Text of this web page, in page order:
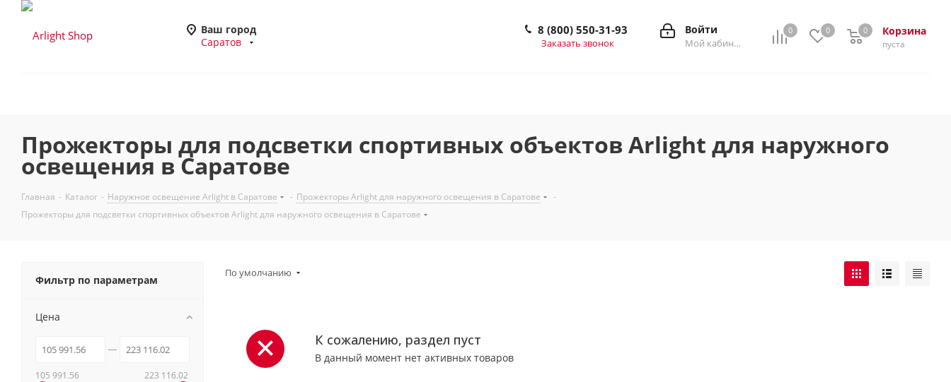
Ваш город
Саратов
0 0 Корзина
0
пуста
0
Войти
Мой кабинет
8 (800) 550-31-93
Заказать звонок
Прожекторы для подсветки спортивных объектов Arlight для наружного
освещения в Саратове
Главная - Каталог - Наружное освещение Arlight в Саратове - Прожекторы Arlight для наружного освещения в Саратове
-
Прожекторы для подсветки спортивных объектов Arlight для наружного освещения в Саратове
По умолчанию
К сожалению, раздел пуст
В данный момент нет активных товаров
Фильтр по параметрам
Цена
105 991.56 223 116.02